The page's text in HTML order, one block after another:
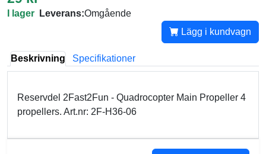
I lager Leverans:Omgående
Lägg i kundvagn
Beskrivning Specifikationer
Reservdel 2Fast2Fun - Quadrocopter Main Propeller 4
propellers. Art.nr: 2F-H36-06